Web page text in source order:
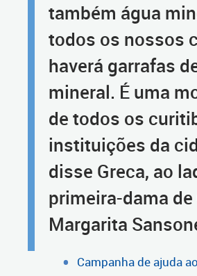
também água
todos os nossos
haverá garrafas
mineral. É uma
de todos os
instituições da
disse Greca, ao
primeira-dama
Margarita
Campanha de ajuda